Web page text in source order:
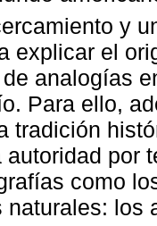
y
explicar el
analogías
Para ello,
tradición
por
como
naturales: los